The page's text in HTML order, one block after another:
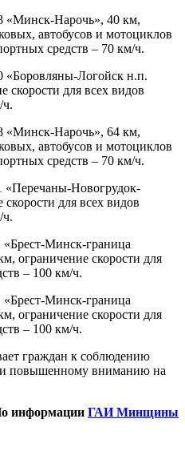
«Минск-Нарочь», 40 км,
автобусов и мотоциклов
средств – 70 км/ч.
«Боровляны-Логойск н.п.
скорости для всех видов
ч.
«Минск-Нарочь», 64 км,
автобусов и мотоциклов
средств – 70 км/ч.
«Перечаны-Новогрудок-
для всех видов
ч.
Минск-граница
ограничение скорости для
– 100 км/ч.
Минск-граница
ограничение скорости для
– 100 км/ч.
граждан к соблюдению
повышенному вниманию на
информации ГАИ Минщины